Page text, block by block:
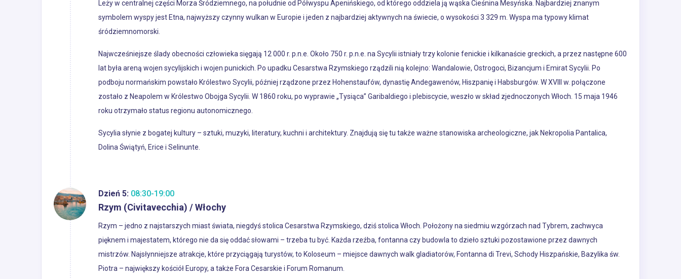
Leży w centralnej części Morza Śródziemnego, na południe od Półwyspu Apenińskiego, od którego oddziela ją wąska Cieśnina Mesyńska. Najbardziej znanym
symbolem wyspy jest Etna, najwyższy czynny wulkan w Europie i jeden z najbardziej aktywnych na świecie, o wysokości 3 329 m. Wyspa ma typowy klimat
śródziemnomorski.
Najwcześniejsze ślady obecności człowieka sięgają 12 000 r. p.n.e. Około 750 r. p.n.e. na Sycylii istniały trzy kolonie fenickie i kilkanaście greckich, a przez następne 600
lat była areną wojen sycylijskich i wojen punickich. Po upadku Cesarstwa Rzymskiego rządzili nią kolejno: Wandalowie, Ostrogoci, Bizancjum i Emirat Sycylii. Po
podboju normańskim powstało Królestwo Sycylii, później rządzone przez Hohenstaufów, dynastię Andegawenów, Hiszpanię i Habsburgów. W XVIII w. połączone
zostało z Neapolem w Królestwo Obojga Sycylii. W 1860 roku, po wyprawie „Tysiąca” Garibaldiego i plebiscycie, weszło w skład zjednoczonych Włoch. 15 maja 1946
roku otrzymało status regionu autonomicznego.
Sycylia słynie z bogatej kultury – sztuki, muzyki, literatury, kuchni i architektury. Znajdują się tu także ważne stanowiska archeologiczne, jak Nekropolia Pantalica,
Dolina Świątyń, Erice i Selinunte.
Dzień 5: 08:30-19:00
Rzym (Civitavecchia) / Włochy
Rzym – jedno z najstarszych miast świata, niegdyś stolica Cesarstwa Rzymskiego, dziś stolica Włoch. Położony na siedmiu wzgórzach nad Tybrem, zachwyca
pięknem i majestatem, którego nie da się oddać słowami – trzeba tu być. Każda rzeźba, fontanna czy budowla to dzieło sztuki pozostawione przez dawnych
mistrzów. Najsłynniejsze atrakcje, które przyciągają turystów, to Koloseum – miejsce dawnych walk gladiatorów, Fontanna di Trevi, Schody Hiszpańskie, Bazylika św.
Piotra – największy kościół Europy, a także Fora Cesarskie i Forum Romanum.